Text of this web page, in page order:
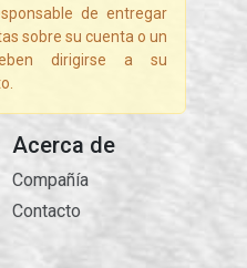
de entregar
sobre su cuenta o un
dirigirse a su
Acerca de
Compañía
Contacto